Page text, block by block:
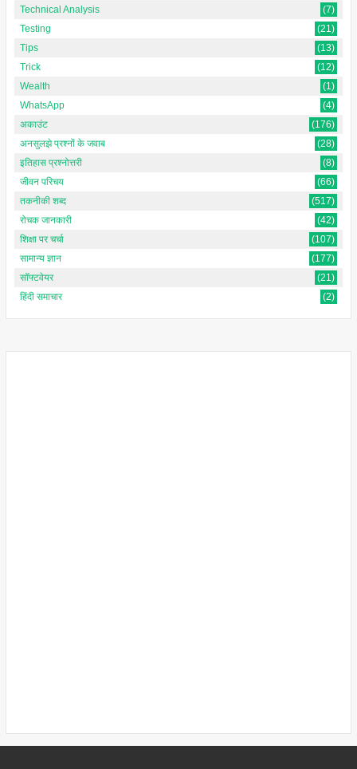
Technical Analysis
(7)
Testing
(21)
Tips
(13)
Trick
(12)
Wealth
(1)
WhatsApp
(4)
अकाउंट
(176)
अनसुलझे प्रश्नों के जवाब
(28)
इतिहास प्रश्नोत्तरी
(8)
जीवन परिचय
(66)
तकनीकी शब्द
(517)
रोचक जानकारी
(42)
शिक्षा पर चर्चा
(107)
सामान्य ज्ञान
(177)
सॉफ्टवेयर
(21)
हिंदी समाचार
(2)